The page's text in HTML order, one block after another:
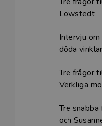
Löwstedt
Intervju
döda vinklar
Tre frågor
Verkliga
Tre
och